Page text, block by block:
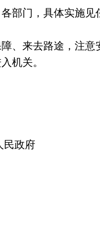
部门，具体实施见
、来去路途，注
机关。
民政府